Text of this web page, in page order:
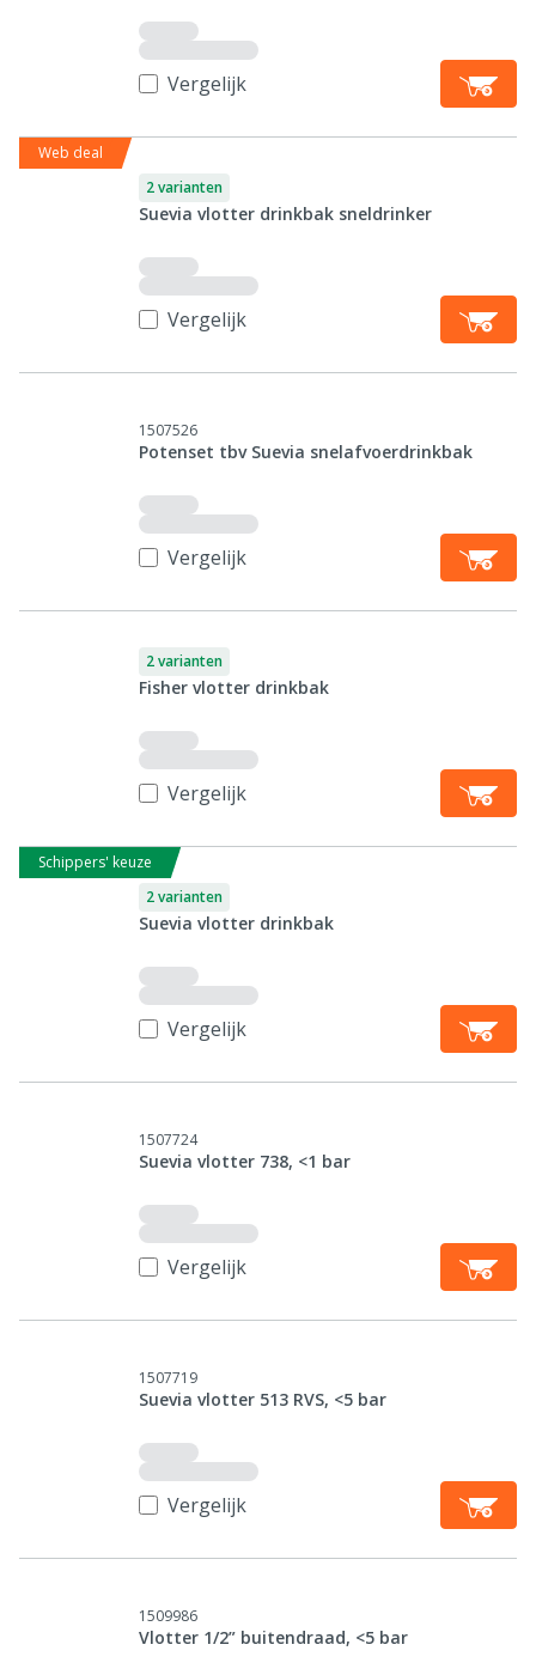
Vergelijk
Web deal
2 varianten
Suevia vlotter drinkbak sneldrinker
Vergelijk
1507526
Potenset tbv Suevia snelafvoerdrinkbak
Vergelijk
2 varianten
Fisher vlotter drinkbak
Vergelijk
Schippers' keuze
2 varianten
Suevia vlotter drinkbak
Vergelijk
1507724
Suevia vlotter 738, <1 bar
Vergelijk
1507719
Suevia vlotter 513 RVS, <5 bar
Vergelijk
1509986
Vlotter 1/2” buitendraad, <5 bar